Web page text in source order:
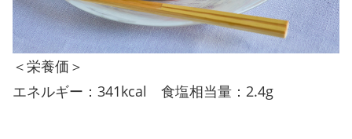
＜栄養価＞
エネルギー：341kcal 食塩相当量：2.4g